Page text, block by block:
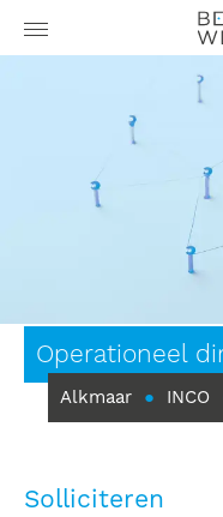
Operationeel
Alkmaar ● INCO
Solliciteren